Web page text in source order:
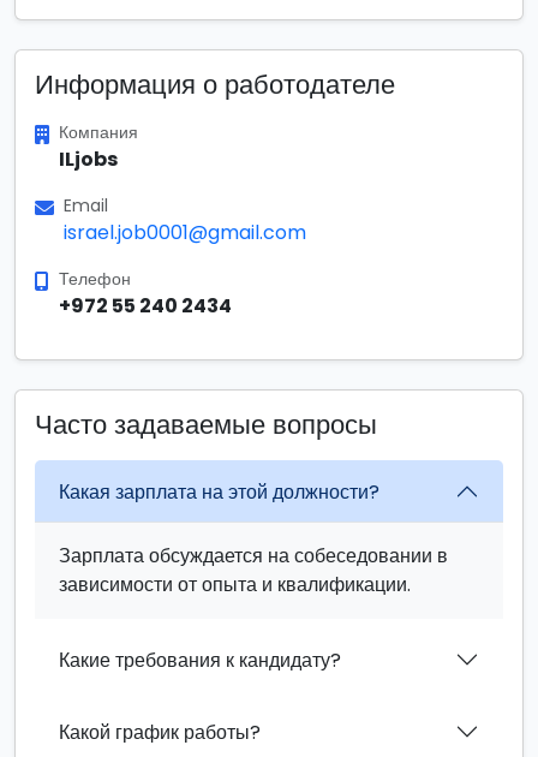
Информация о работодателе
Компания
ILjobs
Email
israel.job0001@gmail.com
Телефон
+972 55 240 2434
Часто задаваемые вопросы
Какая зарплата на этой должности?
Зарплата обсуждается на собеседовании в
зависимости от опыта и квалификации.
Какие требования к кандидату?
Какой график работы?